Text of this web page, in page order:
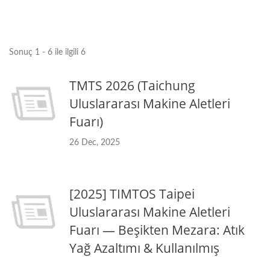
Sonuç 1 - 6 ile ilgili 6
TMTS 2026 (Taichung
Uluslararası Makine Aletleri
Fuarı)
26 Dec, 2025
[2025] TIMTOS Taipei
Uluslararası Makine Aletleri
Fuarı — Beşikten Mezara: Atık
Yağ Azaltımı & Kullanılmış